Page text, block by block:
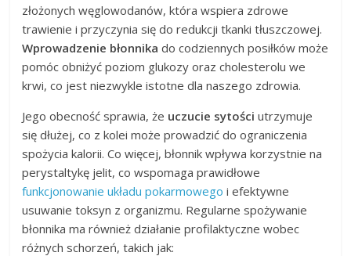
złożonych węglowodanów, która wspiera zdrowe
trawienie i przyczynia się do redukcji tkanki tłuszczowej.
Wprowadzenie błonnika do codziennych posiłków może
pomóc obniżyć poziom glukozy oraz cholesterolu we
krwi, co jest niezwykle istotne dla naszego zdrowia.
Jego obecność sprawia, że uczucie sytości utrzymuje
się dłużej, co z kolei może prowadzić do ograniczenia
spożycia kalorii. Co więcej, błonnik wpływa korzystnie na
perystaltykę jelit, co wspomaga prawidłowe
funkcjonowanie układu pokarmowego i efektywne
usuwanie toksyn z organizmu. Regularne spożywanie
błonnika ma również działanie profilaktyczne wobec
różnych schorzeń, takich jak: